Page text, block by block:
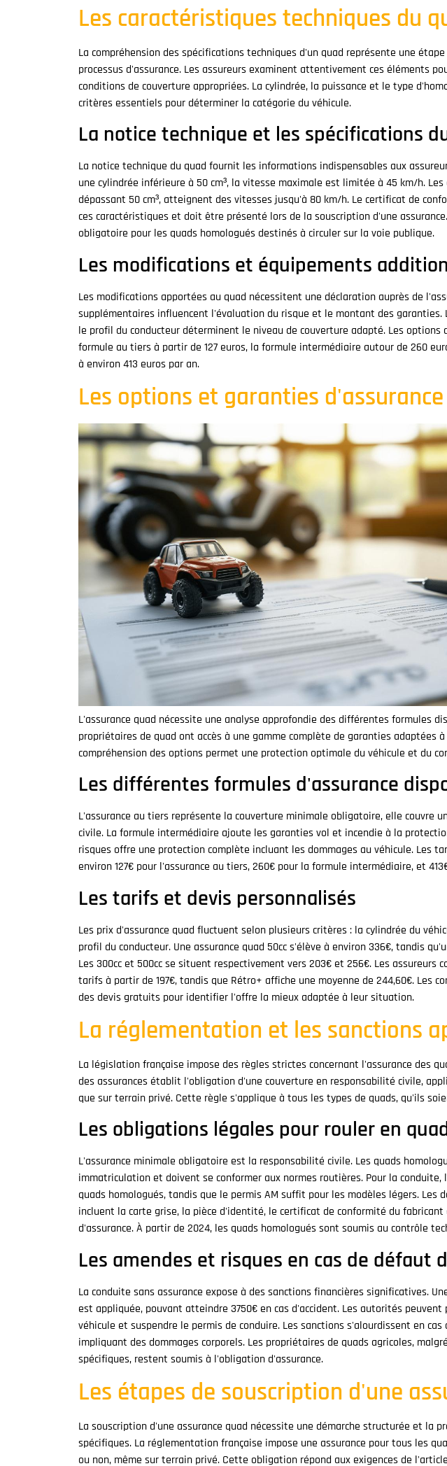
Les caractéristiques techniques du
La compréhension des spécifications techniques d'un quad représente une
processus d'assurance. Les assureurs examinent attentivement ces éléments
conditions de couverture appropriées. La cylindrée, la puissance et le type
critères essentiels pour déterminer la catégorie du véhicule.
La notice technique et les spécifications
La notice technique du quad fournit les informations indispensables aux
une cylindrée inférieure à 50 cm³, la vitesse maximale est limitée à 45 km/h.
dépassant 50 cm³, atteignent des vitesses jusqu'à 80 km/h. Le certificat de
ces caractéristiques et doit être présenté lors de la souscription d'une
obligatoire pour les quads homologués destinés à circuler sur la voie publique.
Les modifications et équipements
Les modifications apportées au quad nécessitent une déclaration auprès de
supplémentaires influencent l'évaluation du risque et le montant des garanties.
le profil du conducteur déterminent le niveau de couverture adapté. Les options
formule au tiers à partir de 127 euros, la formule intermédiaire autour de 260
à environ 413 euros par an.
Les options et garanties d'assurance
L'assurance quad nécessite une analyse approfondie des différentes formules
propriétaires de quad ont accès à une gamme complète de garanties adaptées
compréhension des options permet une protection optimale du véhicule et du
Les différentes formules d'assurance
L'assurance au tiers représente la couverture minimale obligatoire, elle couvre
civile. La formule intermédiaire ajoute les garanties vol et incendie à la
risques offre une protection complète incluant les dommages au véhicule. Les
environ 127€ pour l'assurance au tiers, 260€ pour la formule intermédiaire, et
Les tarifs et devis personnalisés
Les prix d'assurance quad fluctuent selon plusieurs critères : la cylindrée du
profil du conducteur. Une assurance quad 50cc s'élève à environ 336€, tandis
Les 300cc et 500cc se situent respectivement vers 203€ et 256€. Les assureurs
tarifs à partir de 197€, tandis que Rétro+ affiche une moyenne de 244,60€. Les
des devis gratuits pour identifier l'offre la mieux adaptée à leur situation.
La réglementation et les sanctions
La législation française impose des règles strictes concernant l'assurance des
des assurances établit l'obligation d'une couverture en responsabilité civile,
que sur terrain privé. Cette règle s'applique à tous les types de quads, qu'ils
Les obligations légales pour rouler en
L'assurance minimale obligatoire est la responsabilité civile. Les quads
immatriculation et doivent se conformer aux normes routières. Pour la conduite,
quads homologués, tandis que le permis AM suffit pour les modèles légers. Les
incluent la carte grise, la pièce d'identité, le certificat de conformité du
d'assurance. À partir de 2024, les quads homologués sont soumis au contrôle
Les amendes et risques en cas de défaut
La conduite sans assurance expose à des sanctions financières significatives.
est appliquée, pouvant atteindre 3750€ en cas d'accident. Les autorités peuvent
véhicule et suspendre le permis de conduire. Les sanctions s'alourdissent en cas
impliquant des dommages corporels. Les propriétaires de quads agricoles,
spécifiques, restent soumis à l'obligation d'assurance.
Les étapes de souscription d'une
La souscription d'une assurance quad nécessite une démarche structurée et la
spécifiques. La réglementation française impose une assurance pour tous les
ou non, même sur terrain privé. Cette obligation répond aux exigences de l'article